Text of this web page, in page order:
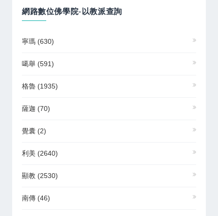
網路數位佛學院-以教派查詢
寧瑪 (630)
噶舉 (591)
格魯 (1935)
薩迦 (70)
覺囊 (2)
利美 (2640)
顯教 (2530)
南傳 (46)